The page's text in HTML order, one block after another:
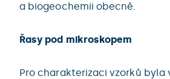
a biogeochemii obecně.
Řasy pod mikroskopem
Pro charakterizaci vzorků byla